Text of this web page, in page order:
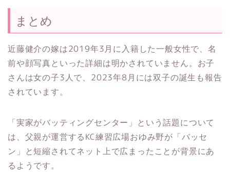
まとめ
近藤健介の嫁は2019年3月に入籍した一般女性で、名
前や顔写真といった詳細は明かされていません。お子
さんは女の子3人で、2023年8月には双子の誕生も報告
されています。​
「実家がバッティングセンター」という話題について
は、父親が運営するKC練習広場おゆみ野が「バッセ
ン」と短縮されてネット上で広まったことが背景にあ
るようです。